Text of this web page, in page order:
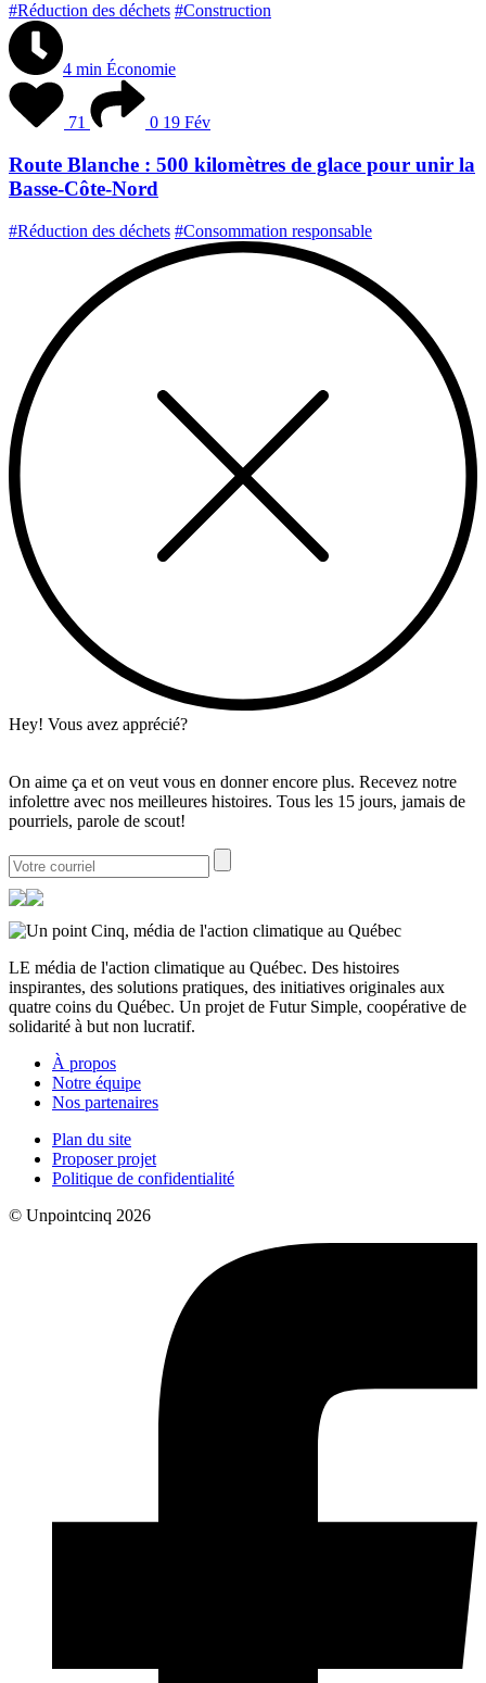
#Réduction des déchets #Construction
4 min Économie
71 0 19 Fév
Route Blanche : 500 kilomètres de glace pour unir la
Basse-Côte-Nord
#Réduction des déchets #Consommation responsable
Hey! Vous avez apprécié?
On aime ça et on veut vous en donner encore plus. Recevez notre
infolettre avec nos meilleures histoires. Tous les 15 jours, jamais de
pourriels, parole de scout!
LE média de l'action climatique au Québec. Des histoires
inspirantes, des solutions pratiques, des initiatives originales aux
quatre coins du Québec. Un projet de Futur Simple, coopérative de
solidarité à but non lucratif.
À propos
Notre équipe
Nos partenaires
Plan du site
Proposer projet
Politique de confidentialité
© Unpointcinq 2026